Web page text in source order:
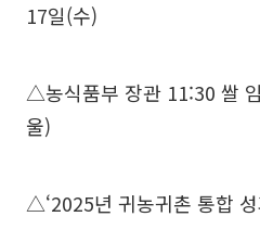
17일(수)
△농식품부 장관 11:30 쌀
울)
△‘2025년 귀농귀촌 통합 성